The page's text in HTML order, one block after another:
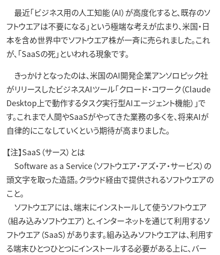
最近「ビジネス用の人工知能（AI）が高度化すると、既存のソ
フトウエアは不要になる」という極端な考えが広まり、米国・日
本を含め世界中でソフトウエア株が一斉に売られました。これ
が、「SaaSの死」といわれる現象です。
きっかけとなったのは、米国のAI開発企業アンソロピック社
がリリースしたビジネスAIツール「クロード・コワーク（Claude
Desktop上で動作するタスク実行型AIエージェント機能）」で
す。これまで人間やSaaSがやってきた業務の多くを、将来AIが
自律的にこなしていくという期待が高まりました。
【注】SaaS（サース）とは
Software as a Service（ソフトウエア・アズ・ア・サービス）の
頭文字を取った造語。クラウド経由で提供されるソフトウエアの
こと。
ソフトウエアには、端末にインストールして使うソフトウエア
（組み込みソフトウエア）と、インターネットを通じて利用するソ
フトウエア（SaaS）があります。組み込みソフトウエアは、利用す
る端末ひとつひとつにインストールする必要がある上に、バー